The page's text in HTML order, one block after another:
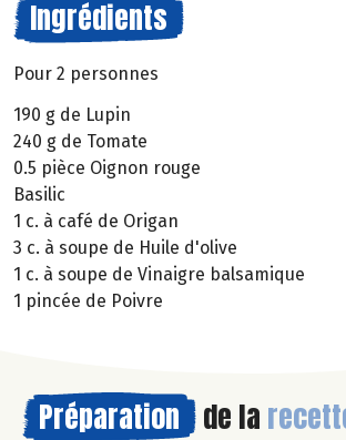
Ingrédients
Pour 2 personnes
190 g de Lupin
240 g de Tomate
0.5 pièce Oignon rouge
Basilic
1 c. à café de Origan
3 c. à soupe de Huile d'olive
1 c. à soupe de Vinaigre balsamique
1 pincée de Poivre
Préparation de la